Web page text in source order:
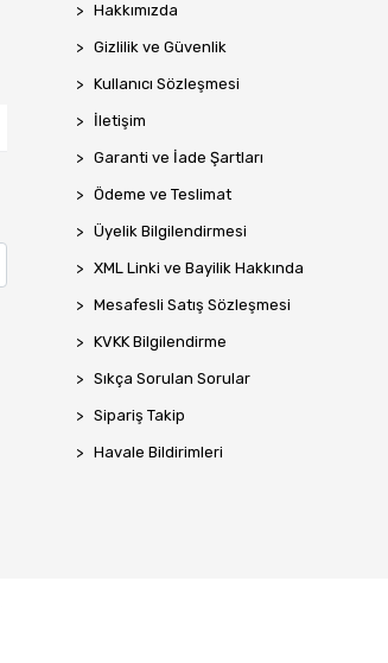
Hakkımızda
Gizlilik ve Güvenlik
Kullanıcı Sözleşmesi
İletişim
Garanti ve İade Şartları
Ödeme ve Teslimat
Üyelik Bilgilendirmesi
XML Linki ve Bayilik Hakkında
Mesafesli Satış Sözleşmesi
KVKK Bilgilendirme
Sıkça Sorulan Sorular
Sipariş Takip
Havale Bildirimleri